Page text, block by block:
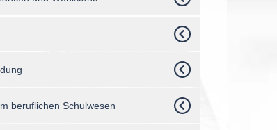
beruflichen Schulwesen